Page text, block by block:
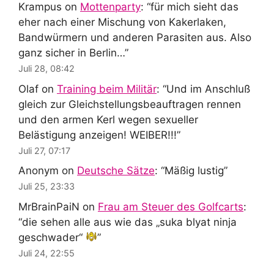
Krampus on Mottenparty: “für mich sieht das
eher nach einer Mischung von Kakerlaken,
Bandwürmern und anderen Parasiten aus. Also
ganz sicher in Berlin…”
Juli 28, 08:42
Olaf on Training beim Militär: “Und im Anschluß
gleich zur Gleichstellungsbeauftragen rennen
und den armen Kerl wegen sexueller
Belästigung anzeigen! WEIBER!!!”
Juli 27, 07:17
Anonym on Deutsche Sätze: “Mäßig lustig”
Juli 25, 23:33
MrBrainPaiN on Frau am Steuer des Golfcarts:
“die sehen alle aus wie das „suka blyat ninja
geschwader“
”
Juli 24, 22:55